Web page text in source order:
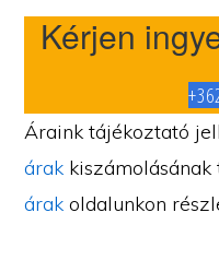
Kérjen
Áraink tájékoztató
árak
árak oldalunkon